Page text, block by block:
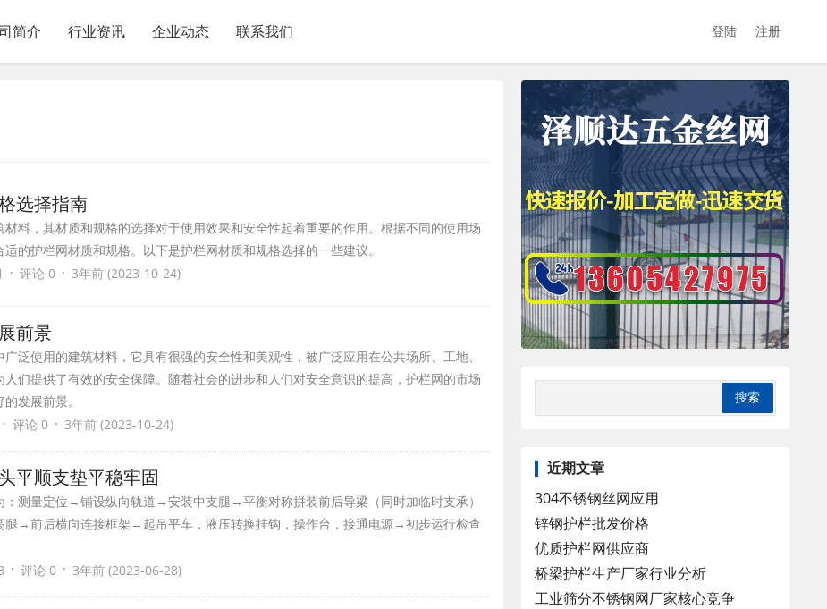
简介 行业资讯 企业动态 联系我们 登陆 注册
选择指南
料，其材质和规格的选择对于使用效果和安全性起着重要的作用。根据不同的使用场
的护栏网材质和规格。以下是护栏网材质和规格选择的一些建议。
· 评论 0 · 3年前 (2023-10-24)
前景
泛使用的建筑材料，它具有很强的安全性和美观性，被广泛应用在公共场所、工地、
们提供了有效的安全保障。随着社会的进步和人们对安全意识的提高，护栏网的市场
发展前景。
· 评论 0 · 3年前 (2023-10-24)
平顺支垫平稳牢固
：测量定位→铺设纵向轨道→安装中支腿→平衡对称拼装前后导梁（同时加临时支承）
腿→前后横向连接框架→起吊平车，液压转换挂钩，操作台，接通电源→初步运行检查
· 评论 0 · 3年前 (2023-06-28)
近期文章
304不锈钢丝网应用
锌钢护栏批发价格
优质护栏网供应商
桥梁护栏生产厂家行业分析
工业筛分不锈钢网厂家核心竞争